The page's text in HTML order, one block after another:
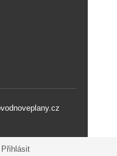
Přihlásit